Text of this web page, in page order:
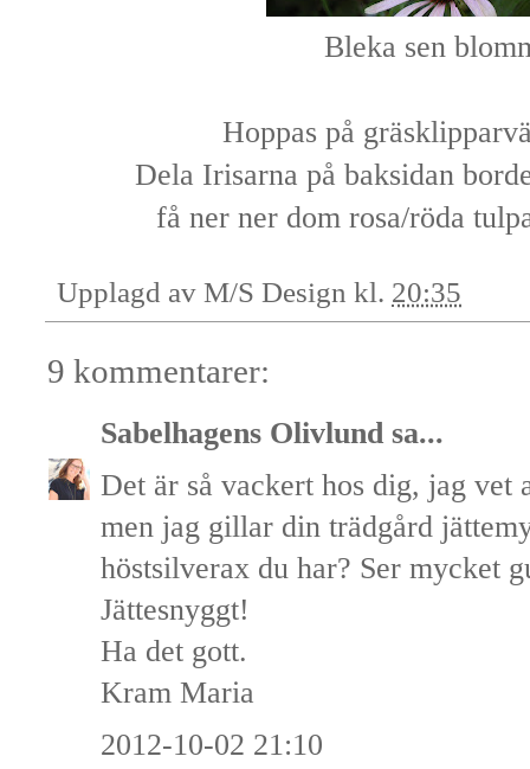
Bleka sen
Hoppas på
Dela Irisarna på baksidan
få ner ner dom rosa/röda
Upplagd av M/S Design kl. 20:35
9 kommentarer:
Sabelhagens Olivlund sa...
Det är så vackert hos dig, jag vet
men jag gillar din trädgård
höstsilverax du har? Ser mycket
Jättesnyggt!
Ha det gott.
Kram Maria
2012-10-02 21:10